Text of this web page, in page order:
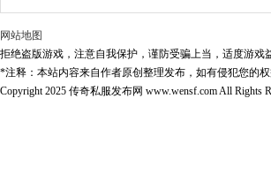
网站地图
拒绝盗版游戏，注意自我保护，谨防受骗上当，适度游
*注释：本站内容来自作者原创整理发布，如有侵犯您的
Copyright 2025 传奇私服发布网 www.wensf.com All Rights